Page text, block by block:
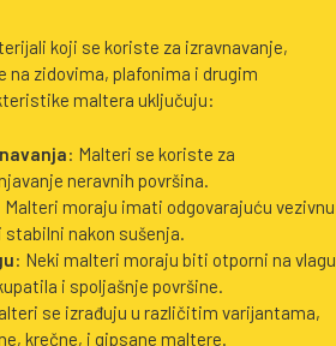
koji se koriste za izravnavanje,
na zidovima, plafonima i drugim
maltera uključuju:
: Malteri se koriste za
neravnih površina.
Malteri moraju imati odgovarajuću vezivnu
nakon sušenja.
: Neki malteri moraju biti otporni na vlagu
i spoljašnje površine.
se izrađuju u različitim varijantama,
krečne, i gipsane maltere.